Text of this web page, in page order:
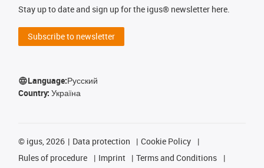
Stay up to date and sign up for the igus® newsletter here.
Subscribe to newsletter
Language:Русский
Country: Україна
© igus, 2026 Data protection
Cookie Policy
Rules of procedure
Imprint
Terms and Conditions